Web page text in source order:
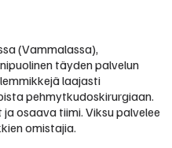
(Vammalassa),
täyden palvelun
laajasti
pehmytkudoskirurgiaan.
osaava tiimi. Viksu palvelee
omistajia.